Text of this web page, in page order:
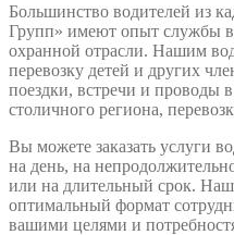
Большинство водителей из
Групп» имеют опыт службы в
охранной отрасли. Нашим
перевозку детей и других
поездки, встречи и проводы
столичного региона,
Вы можете заказать услуги
на день, на
или на длительный срок.
оптимальный формат
вашими целями и